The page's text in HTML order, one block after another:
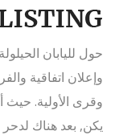
حول لليابان
وإعلان اتفاقية